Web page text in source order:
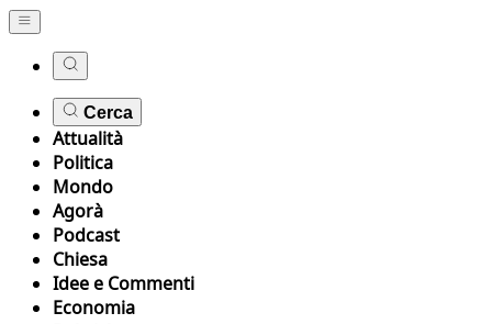
Cerca
Attualità
Politica
Mondo
Agorà
Podcast
Chiesa
Idee e Commenti
Economia